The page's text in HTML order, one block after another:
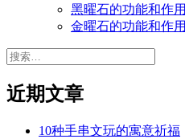
黑曜石的功能和作用
金曜石的功能和作用
搜
近期文章
10种手串文玩的寓意祈福